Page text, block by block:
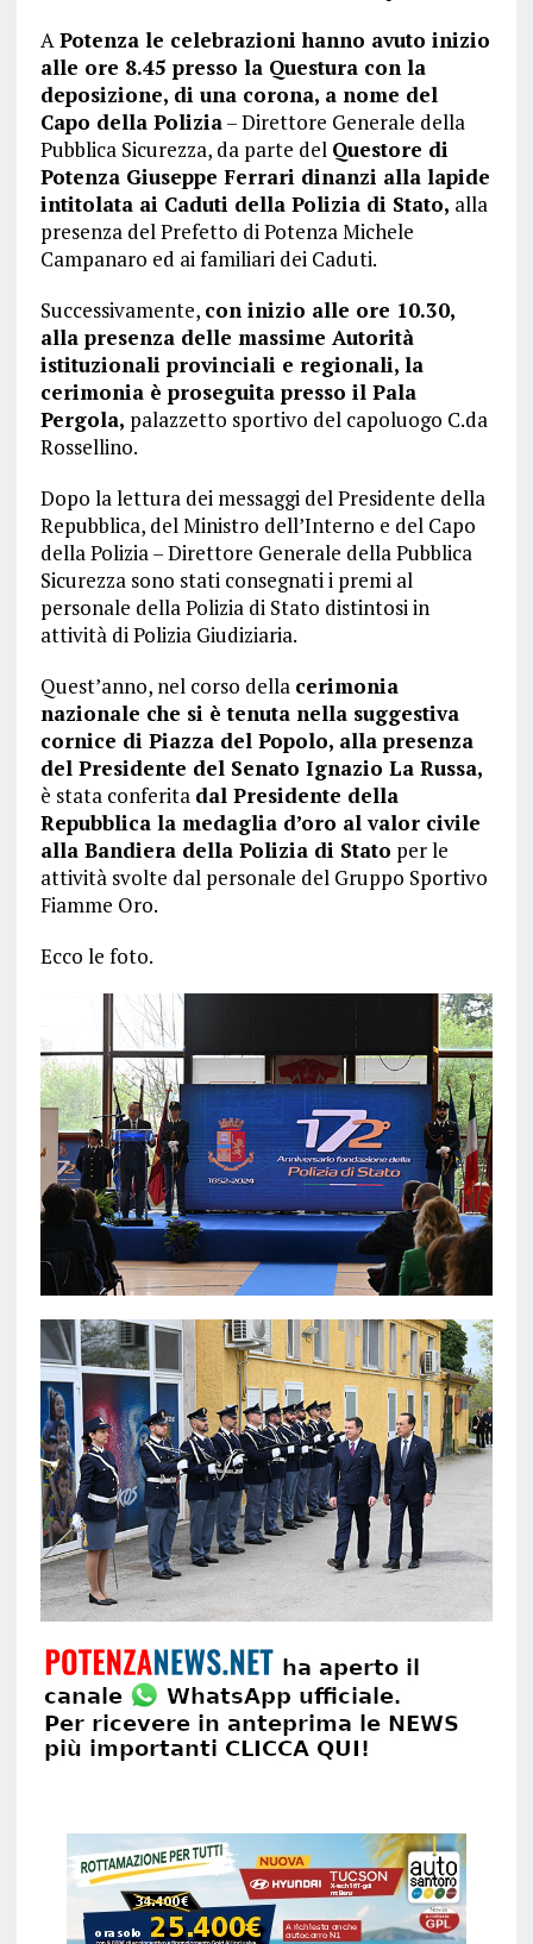
APotenza le celebrazioni hanno avuto inizio
alle ore 8.45 presso la Questura con la
deposizione, di una corona, a nome del
Capo della Polizia– Direttore Generale della
Pubblica Sicurezza, da parte del Questore di
Potenza Giuseppe Ferrari dinanzi alla lapide
intitolata ai Caduti della Polizia di Stato, alla
presenza del Prefetto di Potenza Michele
Campanaro ed ai familiari dei Caduti.
Successivamente, con inizio alle ore 10.30,
alla presenza delle massime Autorità
istituzionali provinciali e regionali, la
cerimonia è proseguita presso il Pala
Pergola, palazzetto sportivo del capoluogo C.da
Rossellino.
Dopo la lettura dei messaggi del Presidente della
Repubblica, del Ministro dell’Interno e del Capo
della Polizia – Direttore Generale della Pubblica
Sicurezza sono stati consegnati i premi al
personale della Polizia di Stato distintosi in
attività di Polizia Giudiziaria.
Quest’anno, nel corso della cerimonia
nazionale che si è tenuta nella suggestiva
cornice di Piazza del Popolo, alla presenza
del Presidente del Senato Ignazio La Russa,
è stata conferita dal Presidente della
Repubblica la medaglia d’oro al valor civile
alla Bandiera della Polizia di Stato per le
attività svolte dal personale del Gruppo Sportivo
Fiamme Oro.
Ecco le foto.